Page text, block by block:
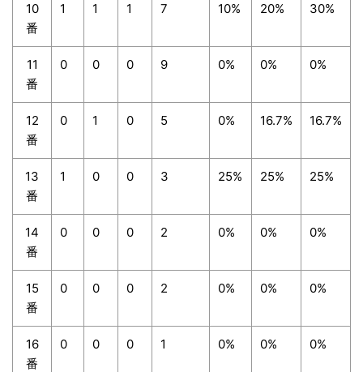
10
番
1 1 1 7 10% 20% 30%
11
番
0 0 0 9 0% 0% 0%
12
番
0 1 0 5 0% 16.7% 16.7%
13
番
1 0 0 3 25% 25% 25%
14
番
0 0 0 2 0% 0% 0%
15
番
0 0 0 2 0% 0% 0%
16
番
0 0 0 1 0% 0% 0%